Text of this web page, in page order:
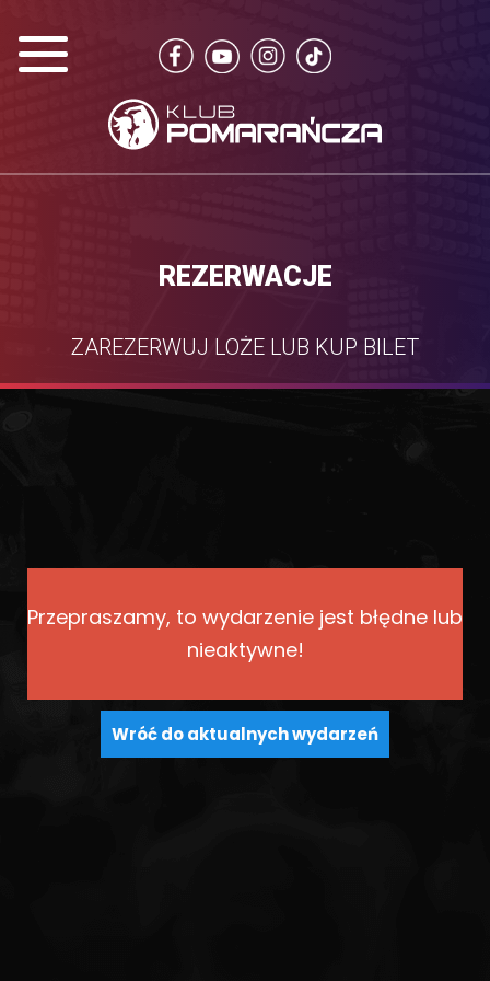
REZERWACJE
ZAREZERWUJ LOŻE LUB KUP BILET
Przepraszamy, to wydarzenie jest błędne lub
nieaktywne!
Wróć do aktualnych wydarzeń